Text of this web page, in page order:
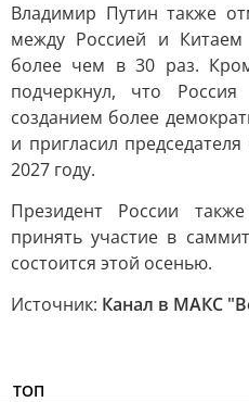
Владимир Путин также
между Россией и
более чем в 30 раз.
подчеркнул, что
созданием более
и пригласил
2027 году.
Президент России
принять участие в
состоится этой осенью.
Источник: Канал в МАКС
ТОП